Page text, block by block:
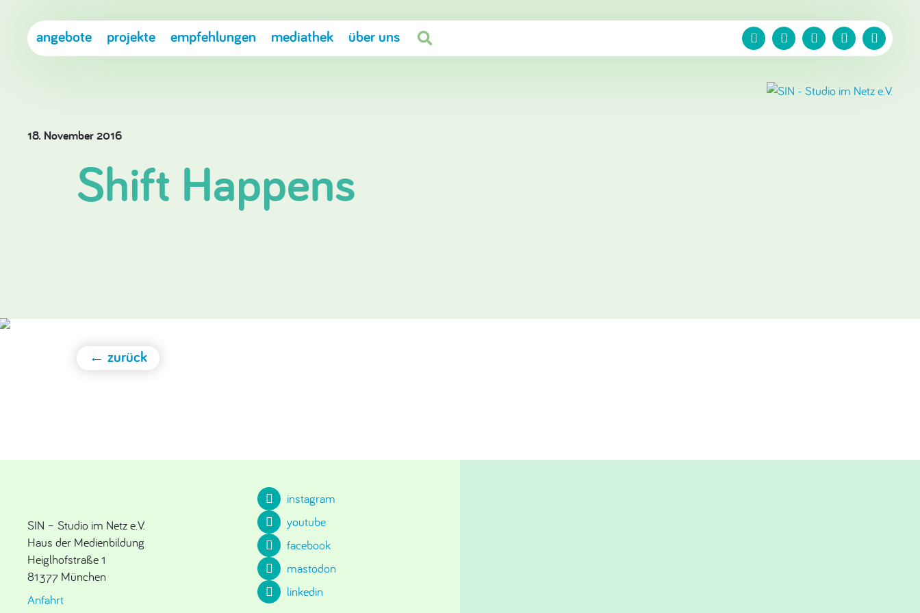
angebote projekte empfehlungen mediathek über uns 
18. November 2016
Shift Happens
← zurück
SIN – Studio im Netz e.V.
Haus der Medienbildung
Heiglhofstraße 1
81377 München
Anfahrt
instagram
youtube
facebook
mastodon
linkedin